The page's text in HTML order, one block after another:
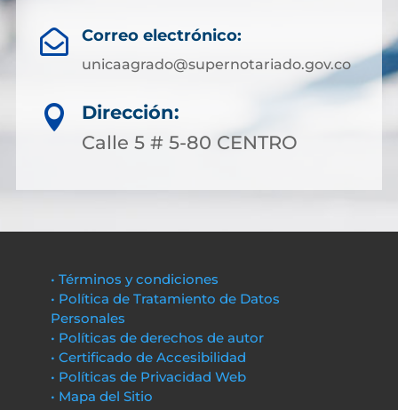
 Correo electrónico:
unicaagrado@supernotariado.gov.co

Dirección:
Calle 5 # 5-80 CENTRO
• Términos y condiciones
• Política de Tratamiento de Datos
Personales
• Políticas de derechos de autor
• Certificado de Accesibilidad
• Políticas de Privacidad Web
• Mapa del Sitio